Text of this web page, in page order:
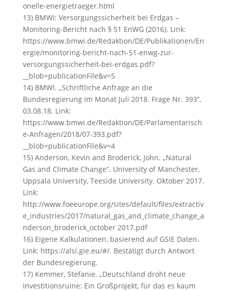
onelle-energietraeger.html
13) BMWI: Versorgungssicherheit bei Erdgas –
Monitoring-Bericht nach § 51 EnWG (2016). Link:
https://www.bmwi.de/Redaktion/DE/Publikationen/En
ergie/monitoring-bericht-nach-51-enwg-zur-
versorgungssicherheit-bei-erdgas.pdf?
__blob=publicationFile&v=5
14) BMWI. „Schriftliche Anfrage an die
Bundesregierung im Monat Juli 2018. Frage Nr. 393“.
03.08.18. Link:
https://www.bmwi.de/Redaktion/DE/Parlamentarisch
e-Anfragen/2018/07-393.pdf?
__blob=publicationFile&v=4
15) Anderson, Kevin and Broderick, John. „Natural
Gas and Climate Change“. University of Manchester,
Uppsala University, Teeside University. Oktober 2017.
Link:
http://www.foeeurope.org/sites/default/files/extractiv
e_industries/2017/natural_gas_and_climate_change_a
nderson_broderick_october 2017.pdf
16) Eigene Kalkulationen, basierend auf GSIE Daten.
Link: https://alsi.gie.eu/#/. Bestätigt durch Antwort
der Bundesregierung.
17) Kemmer, Stefanie. „Deutschland droht neue
Investitionsruine: Ein Großprojekt, für das es kaum